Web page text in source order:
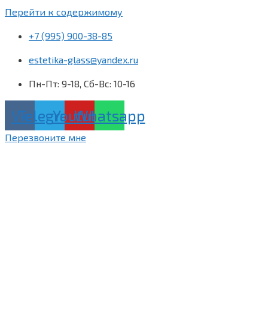
Перейти к содержимому
+7 (995) 900-38-85
estetika-glass@yandex.ru
Пн-Пт: 9-18, Сб-Вс: 10-16
Vk
Telegram
Youtube
Whatsapp
Перезвоните мне